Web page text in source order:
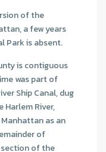
of the
a few years
Park is absent.
is contiguous
was part of
Ship Canal, dug
Harlem River,
as an
of
section of the